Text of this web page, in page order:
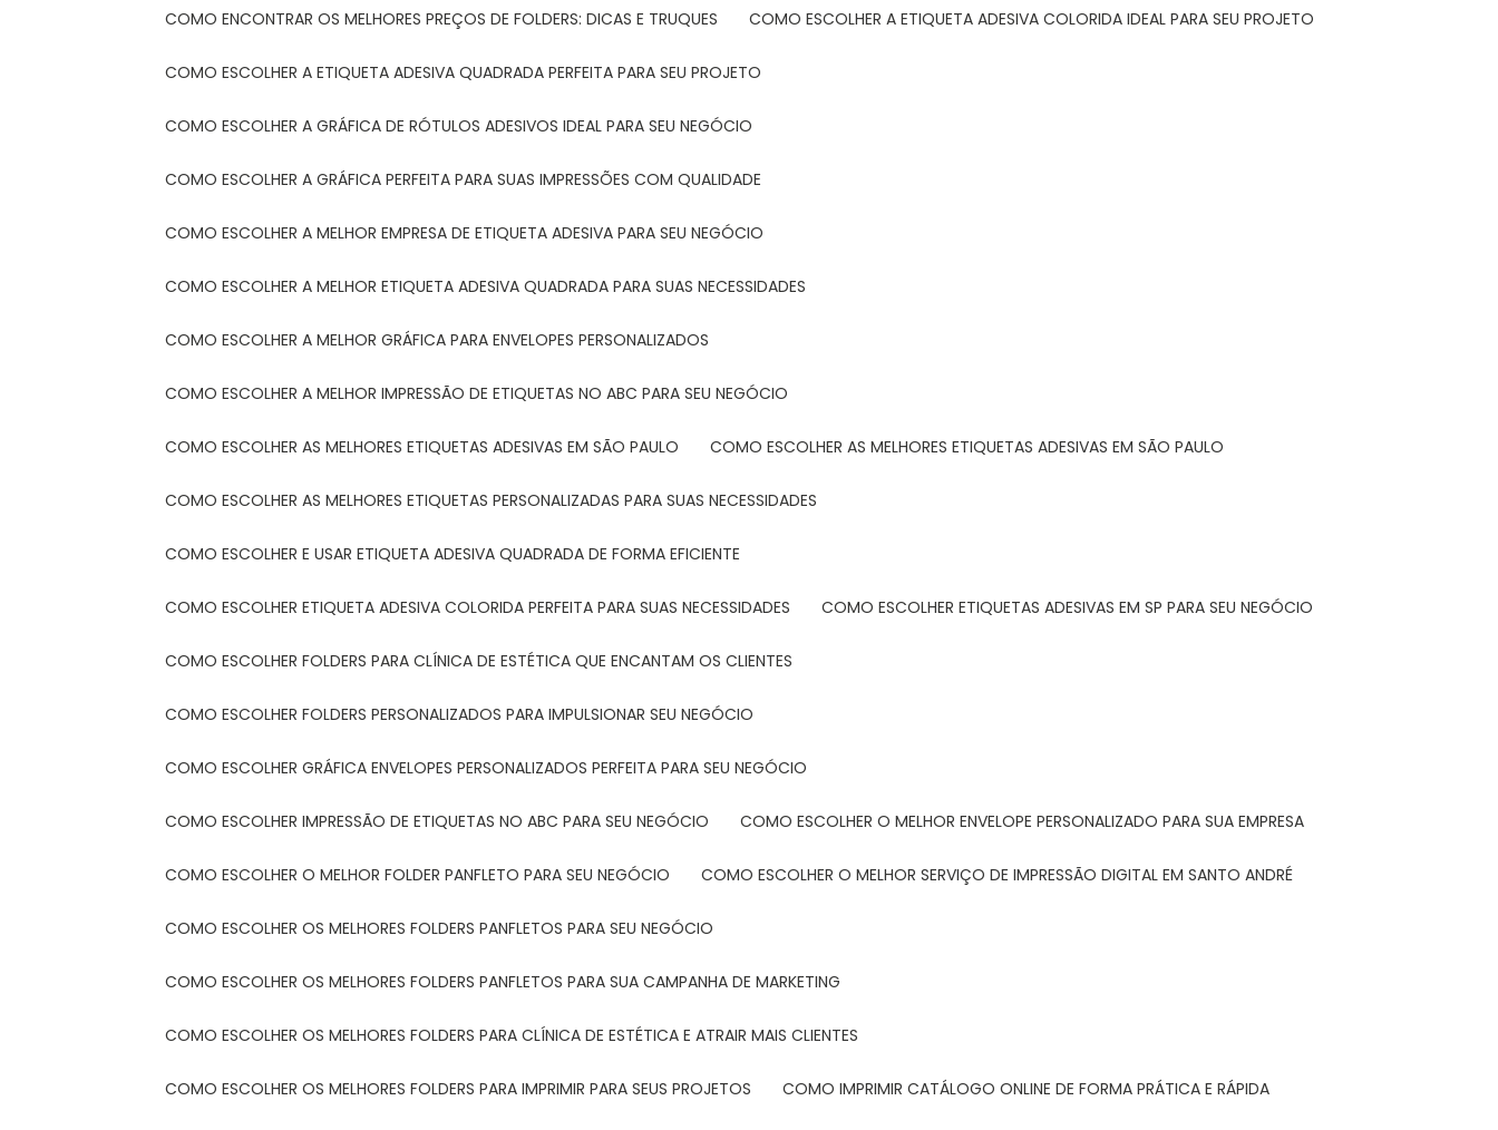
COMO ENCONTRAR OS MELHORES PREÇOS DE FOLDERS: DICAS E TRUQUES COMO ESCOLHER A ETIQUETA ADESIVA COLORIDA IDEAL PARA SEU PROJETO
COMO ESCOLHER A ETIQUETA ADESIVA QUADRADA PERFEITA PARA SEU PROJETO
COMO ESCOLHER A GRÁFICA DE RÓTULOS ADESIVOS IDEAL PARA SEU NEGÓCIO
COMO ESCOLHER A GRÁFICA PERFEITA PARA SUAS IMPRESSÕES COM QUALIDADE
COMO ESCOLHER A MELHOR EMPRESA DE ETIQUETA ADESIVA PARA SEU NEGÓCIO
COMO ESCOLHER A MELHOR ETIQUETA ADESIVA QUADRADA PARA SUAS NECESSIDADES
COMO ESCOLHER A MELHOR GRÁFICA PARA ENVELOPES PERSONALIZADOS
COMO ESCOLHER A MELHOR IMPRESSÃO DE ETIQUETAS NO ABC PARA SEU NEGÓCIO
COMO ESCOLHER AS MELHORES ETIQUETAS ADESIVAS EM SÃO PAULO COMO ESCOLHER AS MELHORES ETIQUETAS ADESIVAS EM SÃO PAULO
COMO ESCOLHER AS MELHORES ETIQUETAS PERSONALIZADAS PARA SUAS NECESSIDADES
COMO ESCOLHER E USAR ETIQUETA ADESIVA QUADRADA DE FORMA EFICIENTE
COMO ESCOLHER ETIQUETA ADESIVA COLORIDA PERFEITA PARA SUAS NECESSIDADES COMO ESCOLHER ETIQUETAS ADESIVAS EM SP PARA SEU NEGÓCIO
COMO ESCOLHER FOLDERS PARA CLÍNICA DE ESTÉTICA QUE ENCANTAM OS CLIENTES
COMO ESCOLHER FOLDERS PERSONALIZADOS PARA IMPULSIONAR SEU NEGÓCIO
COMO ESCOLHER GRÁFICA ENVELOPES PERSONALIZADOS PERFEITA PARA SEU NEGÓCIO
COMO ESCOLHER IMPRESSÃO DE ETIQUETAS NO ABC PARA SEU NEGÓCIO COMO ESCOLHER O MELHOR ENVELOPE PERSONALIZADO PARA SUA EMPRESA
COMO ESCOLHER O MELHOR FOLDER PANFLETO PARA SEU NEGÓCIO COMO ESCOLHER O MELHOR SERVIÇO DE IMPRESSÃO DIGITAL EM SANTO ANDRÉ
COMO ESCOLHER OS MELHORES FOLDERS PANFLETOS PARA SEU NEGÓCIO
COMO ESCOLHER OS MELHORES FOLDERS PANFLETOS PARA SUA CAMPANHA DE MARKETING
COMO ESCOLHER OS MELHORES FOLDERS PARA CLÍNICA DE ESTÉTICA E ATRAIR MAIS CLIENTES
COMO ESCOLHER OS MELHORES FOLDERS PARA IMPRIMIR PARA SEUS PROJETOS COMO IMPRIMIR CATÁLOGO ONLINE DE FORMA PRÁTICA E RÁPIDA